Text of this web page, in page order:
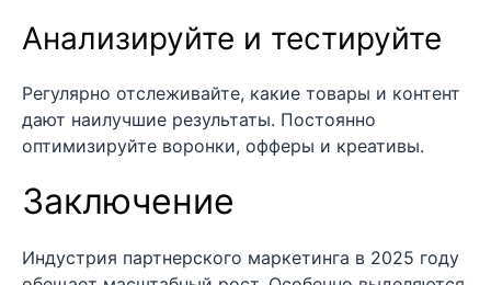
Анализируйте и тестируйте
Регулярно отслеживайте, какие товары и контент
дают наилучшие результаты. Постоянно
оптимизируйте воронки, офферы и креативы.
Заключение
Индустрия партнерского маркетинга в 2025 году